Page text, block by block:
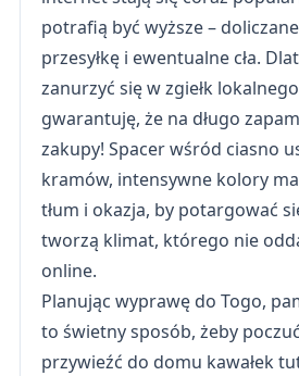
potrafią być wyższe –
przesyłkę i ewentualne cła.
zanurzyć się w zgiełk
gwarantuję, że na długo
zakupy! Spacer wśród ciasno
kramów, intensywne kolory
tłum i okazja, by potargować
tworzą klimat, którego nie
online.
Planując wyprawę do Togo,
to świetny sposób, żeby
przywieźć do domu kawałek